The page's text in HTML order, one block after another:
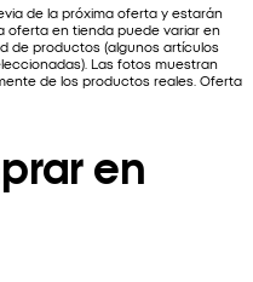
de la próxima oferta y estarán
oferta en tienda puede variar en
de productos (algunos artículos
Las fotos muestran
de los productos reales. Oferta
en